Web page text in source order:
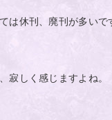
は休刊、廃刊が多い
寂しく感じますよね。